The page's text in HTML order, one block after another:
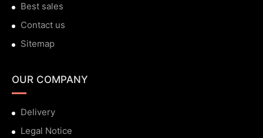
Best sales
Contact us
Sitemap
OUR COMPANY
Delivery
Legal Notice